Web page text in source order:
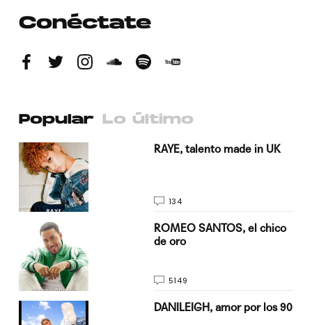
Conéctate
Popular Lo último
RAYE, talento made in UK
134
ROMEO SANTOS, el chico
de oro
5149
DANILEIGH, amor por los 90